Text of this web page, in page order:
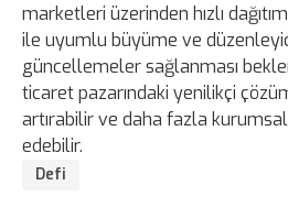
marketleri üzerinden hızlı
ile uyumlu büyüme ve
güncellemeler sağlanması
ticaret pazarındaki yenilikçi
artırabilir ve daha fazla
edebilir.
Defi